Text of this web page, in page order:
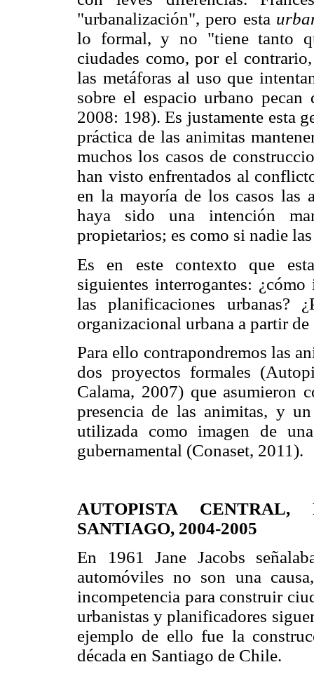
"urbanalización", pero esta
lo formal, y no "tiene tanto
ciudades como, por el
las metáforas al uso que
sobre el espacio urbano
2008: 198). Es justamente esta
práctica de las animitas
muchos los casos de
han visto enfrentados al
en la mayoría de los casos las
haya sido una intención
propietarios; es como si nadie
Es en este contexto que
siguientes interrogantes:
las planificaciones urbanas?
organizacional urbana a partir
Para ello contrapondremos las
dos proyectos formales
Calama, 2007) que asumieron
presencia de las animitas, y
utilizada como imagen de
gubernamental (Conaset, 2011).
AUTOPISTA CENTRAL,
SANTIAGO, 2004-2005
En 1961 Jane Jacobs
automóviles no son una
incompetencia para construir
urbanistas y planificadores
ejemplo de ello fue la
década en Santiago de Chile.